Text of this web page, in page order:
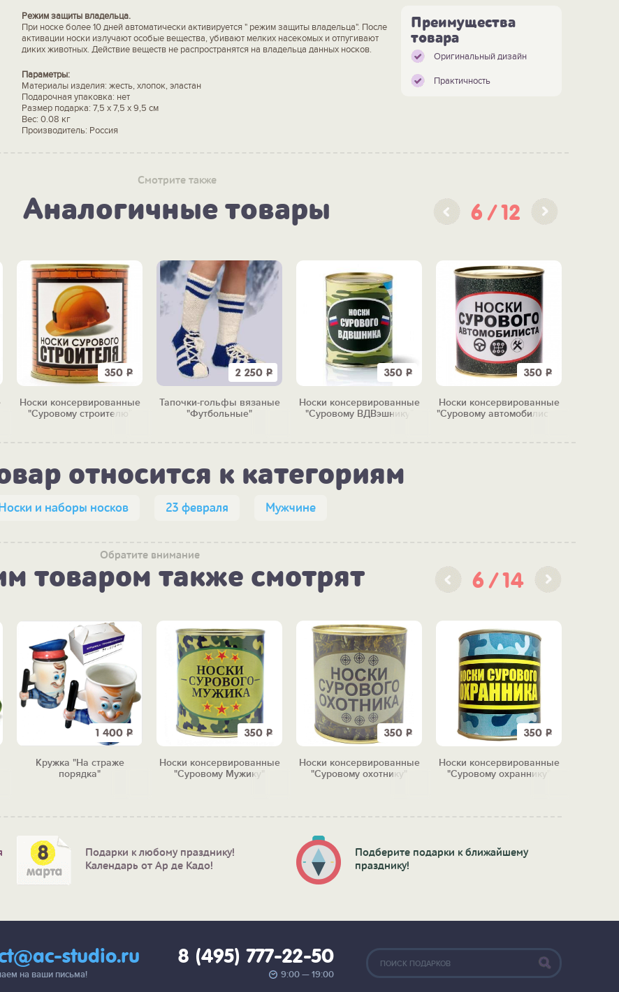
Режим защиты владельца.
При носке более 10 дней автоматически активируется " режим защиты владельца". После
активации носки излучают особые вещества, убивают мелких насекомых и отпугивают
диких животных. Действие веществ не распространятся на владельца данных носков.
Параметры:
Материалы изделия: жесть, хлопок, эластан
Подарочная упаковка: нет
Размер подарка: 7,5 х 7,5 х 9,5 см
Вес: 0.08 кг
Производитель: Россия
Преимущества
товара
Оригинальный дизайн
Практичность
Смотрите также
Аналогичные товары 6 12
350 Р
Носки консервированные
"Суровому строителю"
2 250 Р
Тапочки-гольфы вязаные
"Футбольные"
350 Р
Носки консервированные
"Суровому ВДВэшнику"
350 Р
Носки консервированные
"Суровому автомобилисту"
относится к категориям
и наборы носков 23 февраля Мужчине
Обратите внимание
товаром также смотрят 6 14
1 400 Р
Кружка "На страже
порядка"
350 Р
Носки консервированные
"Суровому Мужику"
350 Р
Носки консервированные
"Суровому охотнику"
350 Р
Носки консервированные
"Суровому охраннику"
Подарки к любому празднику!
Календарь от Ар де Кадо!
Подберите подарки к ближайшему
празднику!
studio.ru
на ваши письма!
8 (495) 777-22-50
9:00 — 19:00